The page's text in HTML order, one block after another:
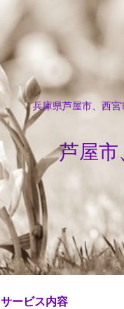
兵庫県芦屋市、西
芦屋市
サービス内容